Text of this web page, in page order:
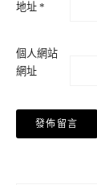
地址 *
個人網站
網址